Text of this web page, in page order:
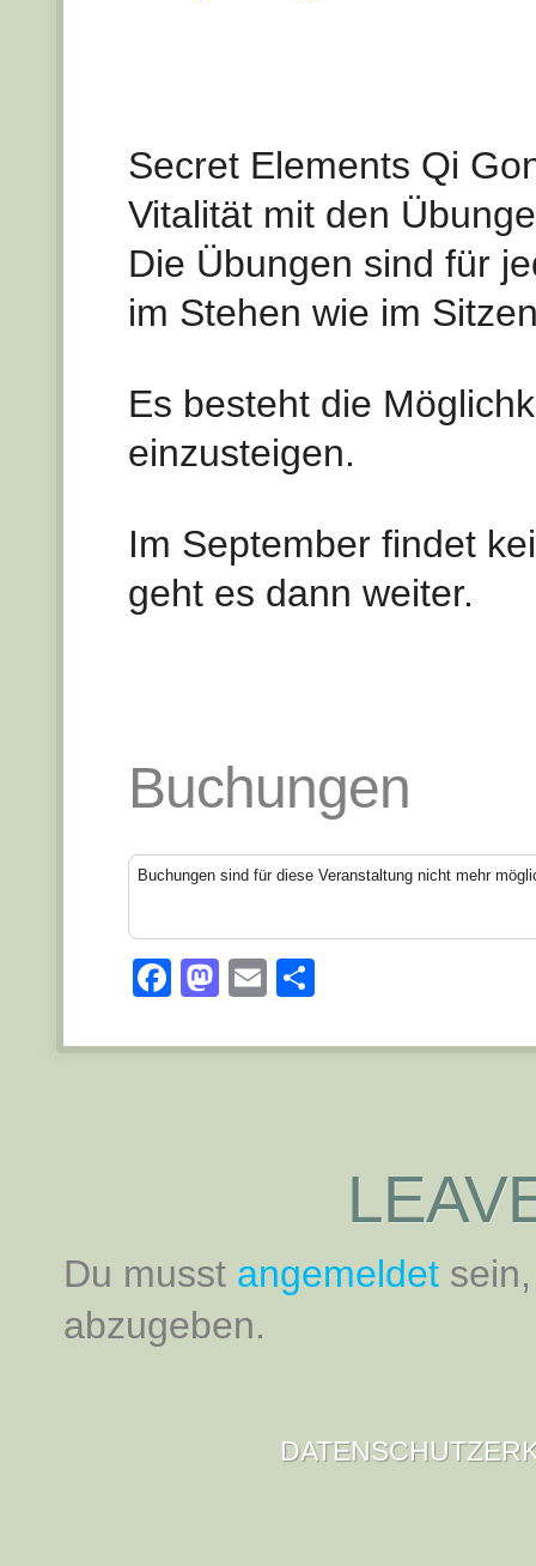
Secret Elements Qi
Vitalität mit den
Die Übungen sind für
im Stehen wie im
Es besteht die
einzusteigen.
Im September findet
geht es dann weiter.
Buchungen
Buchungen sind für diese Veranstaltung nicht mehr
Facebook
Mastodon
Email
Du musst angemeldetsein,
abzugeben.